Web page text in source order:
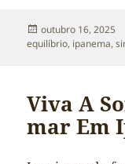
Publicado
em
outubro 16, 2025
equilíbrio, ipanema,
Viva A
mar Em